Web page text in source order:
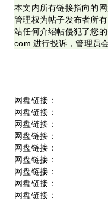
本文内所有链接指向的
管理权为帖子发布者所
站任何介绍帖侵犯了您
com 进行投诉，管理员
网盘链接：
网盘链接：
网盘链接：
网盘链接：
网盘链接：
网盘链接：
网盘链接：
网盘链接：
网盘链接：